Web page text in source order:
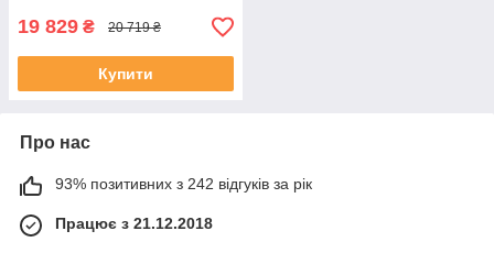
19 829 ₴ 20 719 ₴
Купити
Про нас
93% позитивних з 242 відгуків за рік
Працює з 21.12.2018